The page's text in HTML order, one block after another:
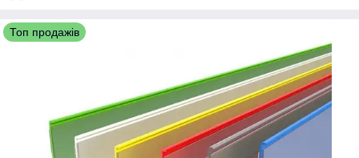
Топ продажів